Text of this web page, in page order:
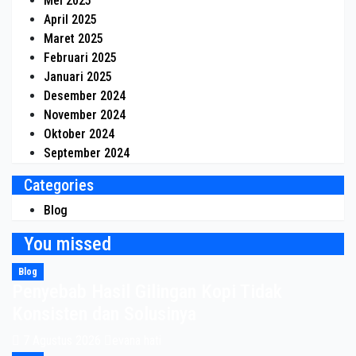
April 2025
Maret 2025
Februari 2025
Januari 2025
Desember 2024
November 2024
Oktober 2024
September 2024
Categories
Blog
You missed
Blog